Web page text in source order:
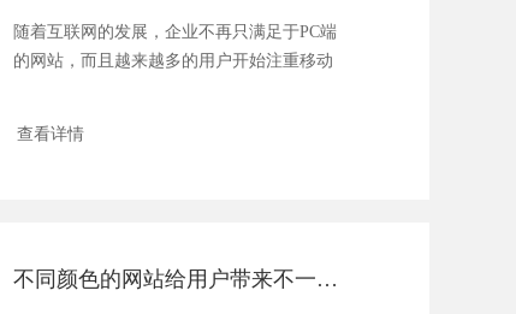
随着互联网的发展，企业不再只满足于PC端
的网站，而且越来越多的用户开始注重移动
查看详情
不同颜色的网站给用户带来不一样的体验